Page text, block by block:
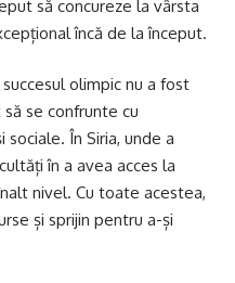
să concureze la vârsta
încă de la început.
olimpic nu a fost
se confrunte cu
În Siria, unde a
în a avea acces la
nivel. Cu toate acestea,
și sprijin pentru a-și